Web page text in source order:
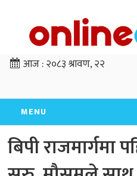
आज :२०८३ श्रावण, २२
MENU
बिपी राजमार्गमा